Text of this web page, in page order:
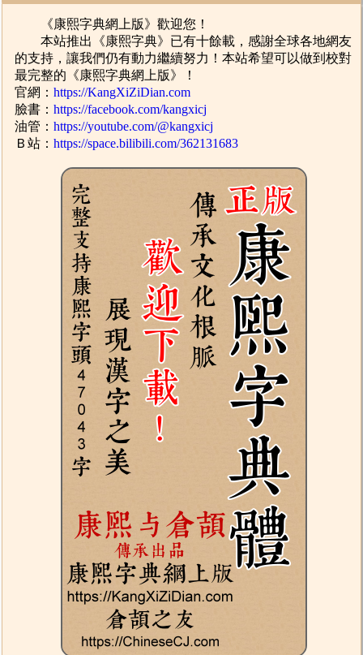
《康熙字典網上版》歡迎您！
本站推出《康熙字典》已有十餘載，感謝全球各地網友
的支持，讓我們仍有動力繼續努力！本站希望可以做到校對
最完整的《康熙字典網上版》！
官網：https://KangXiZiDian.com
臉書：https://facebook.com/kangxicj
油管：https://youtube.com/@kangxicj
Ｂ站：https://space.bilibili.com/362131683